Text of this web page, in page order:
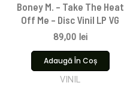
Boney M. – Take The Heat
Off Me – Disc Vinil LP VG
89,00 lei
Adaugă În Coș
VINIL